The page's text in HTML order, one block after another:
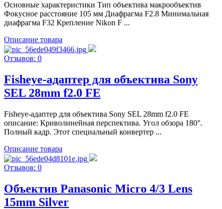
Основные характеристики Тип объектива макрообъектив
Фокусное расстояние 105 мм Диафрагма F2.8 Минимальная
диафрагма F32 Крепление Nikon F ...
Описание товара
Отзывов: 0
Fisheye-адаптер для объектива Sony
SEL 28mm f2.0 FE
Fisheye-адаптер для объектива Sony SEL 28mm f2.0 FE
описание: Криволинейная перспектива. Угол обзора 180°.
Полный кадр. Этот специальный конвертер ...
Описание товара
Отзывов: 0
Объектив Panasonic Micro 4/3 Lens
15mm Silver